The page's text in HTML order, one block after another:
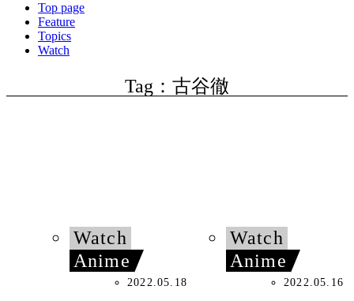
Top page
Feature
Topics
Watch
Tag：古谷徹
Watch
Anime
2022.05.18
Watch
Anime
2022.05.16